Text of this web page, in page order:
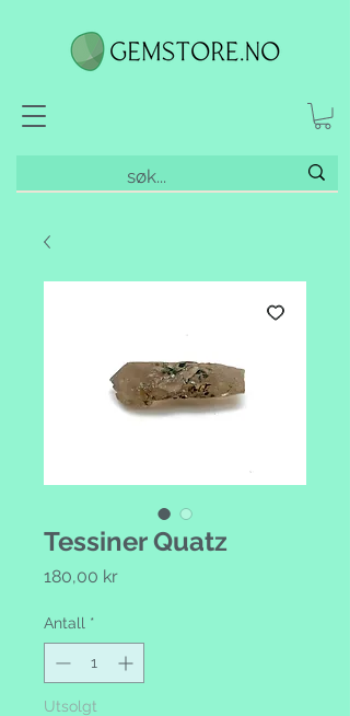
Tessiner Quatz
180,00 krPris
Antall *
Utsolgt